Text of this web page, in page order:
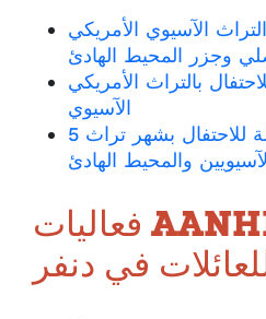
الآسيوي الأمريكي
وجزر المحيط الهادئ
بالتراث الأمريكي
الآسيوي
5 حِرف يدوية سهلة للاحتفال بشهر تراث
والمحيط الهادئ
فعاليات AANHPI المناسبة
في دنفر